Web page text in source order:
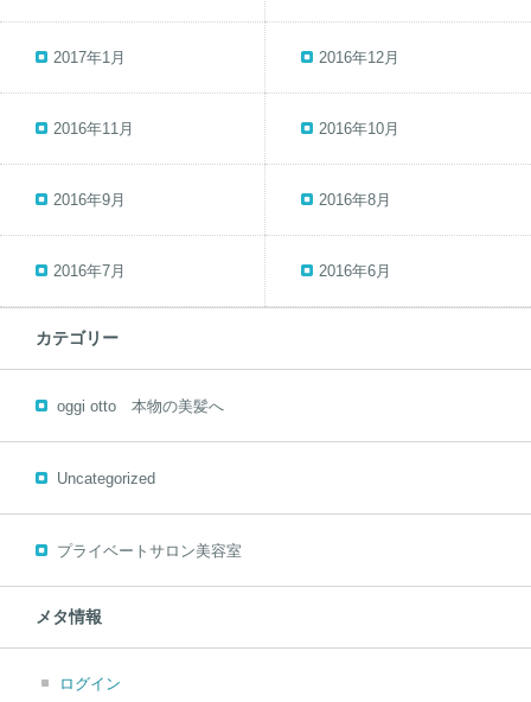
2017年1月 2016年12月
2016年11月 2016年10月
2016年9月 2016年8月
2016年7月 2016年6月
カテゴリー
oggi otto 本物の美髪へ
Uncategorized
プライベートサロン美容室
メタ情報
ログイン